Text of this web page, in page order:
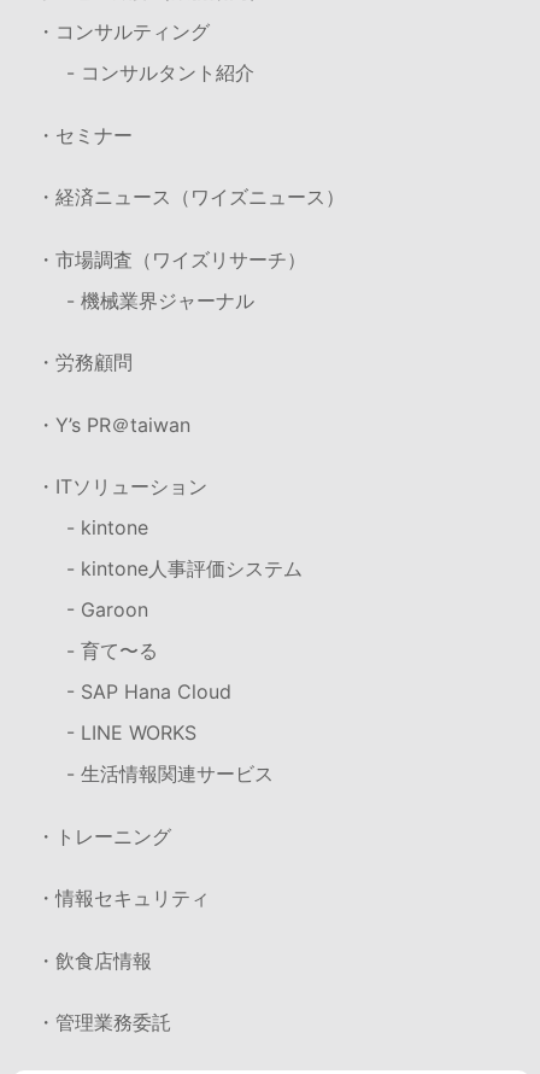
・コンサルティング
- コンサルタント紹介
・セミナー
・経済ニュース（ワイズニュース）
・市場調査（ワイズリサーチ）
- 機械業界ジャーナル
・労務顧問
・Y’s PR＠taiwan
・ITソリューション
- kintone
- kintone人事評価システム
- Garoon
- 育て〜る
- SAP Hana Cloud
- LINE WORKS
- 生活情報関連サービス
・トレーニング
・情報セキュリティ
・飲食店情報
・管理業務委託